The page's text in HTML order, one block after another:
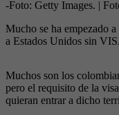
-Foto: Getty Images. |
Mucho se ha empezado
a Estados Unidos sin
Muchos son los
pero el requisito de la
quieran entrar a dicho